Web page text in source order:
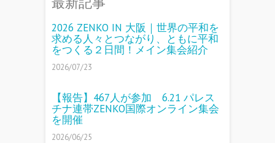
2026 ZENKO IN 大阪｜世界の平和を
求める人々とつながり、ともに平和
をつくる２日間！メイン集会紹介
2026/07/23
【報告】467人が参加 6.21 パレス
チナ連帯ZENKO国際オンライン集会
を開催
2026/06/25